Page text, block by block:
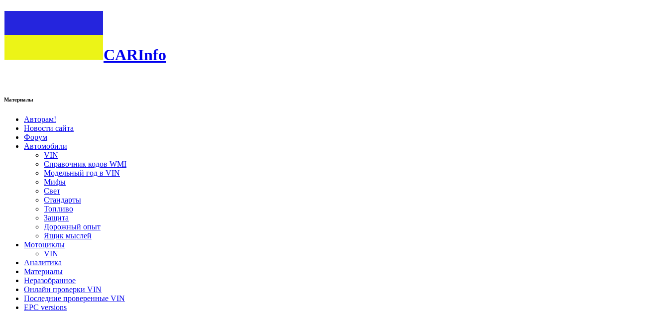
CARInfo
Материалы
Авторам!
Новости сайта
Форум
Автомобили
VIN
Справочник кодов WMI
Модельный год в VIN
Мифы
Свет
Стандарты
Топливо
Защита
Дорожный опыт
Ящик мыслей
Мотоциклы
VIN
Аналитика
Материалы
Неразобранное
Онлайн проверки VIN
Последние проверенные VIN
EPC versions